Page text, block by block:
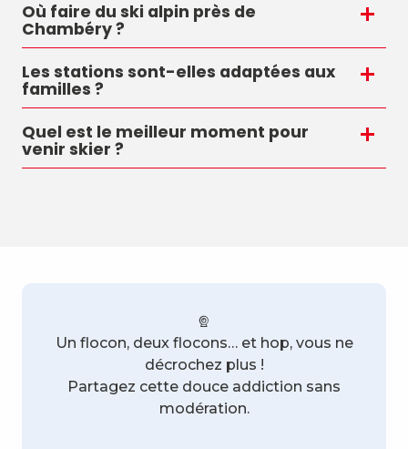
Où faire du ski alpin près de
Chambéry ?
Les stations sont-elles adaptées aux
familles ?
Quel est le meilleur moment pour
venir skier ?
Un flocon, deux flocons… et hop, vous ne
décrochez plus !
Partagez cette douce addiction sans
modération.